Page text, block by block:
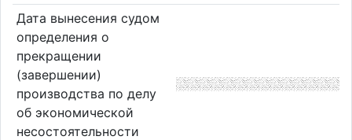
Дата вынесения судом
определения о
прекращении
(завершении)
производства по делу
об экономической
несостоятельности